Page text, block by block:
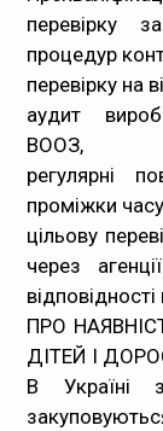
перевірку
процедур
перевірку на
аудит
ВООЗ,
регулярні
проміжки
цільову
через
ПРО
ДІТЕЙ І
В Україні